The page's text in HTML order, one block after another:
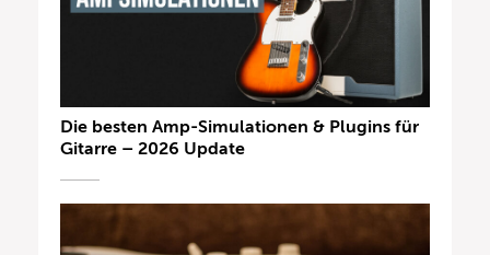
Die besten Amp-Simulationen & Plugins für
Gitarre – 2026 Update